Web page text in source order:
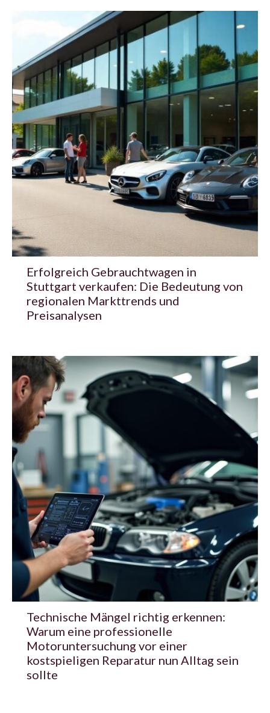
Erfolgreich Gebrauchtwagen in
Stuttgart verkaufen: Die Bedeutung von
regionalen Markttrends und
Preisanalysen
Technische Mängel richtig erkennen:
Warum eine professionelle
Motoruntersuchung vor einer
kostspieligen Reparatur nun Alltag sein
sollte